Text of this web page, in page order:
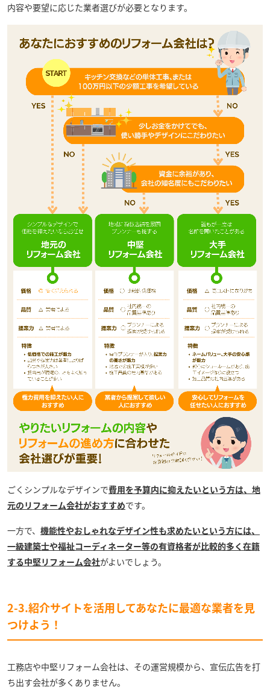
内容や要望に応じた業者選びが必要となります。
ごくシンプルなデザインで費用を予算内に抑えたいという方は、地
元のリフォーム会社がおすすめです。
一方で、 機能性やおしゃれなデザイン性も求めたいという方には、
一級建築士や福祉コーディネーター等の有資格者が比較的多く在籍
する中堅リフォーム会社がよいでしょう。
2-3.紹介サイトを活用してあなたに最適な業者を見
つけよう！
工務店や中堅リフォーム会社は、その運営規模から、宣伝広告を打
ち出す会社が多くありません。